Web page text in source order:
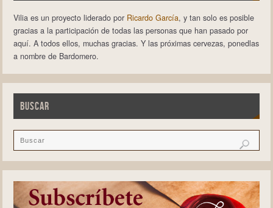
Vilia es un proyecto liderado por Ricardo García, y tan solo es posible
gracias a la participación de todas las personas que han pasado por
aquí. A todos ellos, muchas gracias. Y las próximas cervezas, ponedlas
a nombre de Bardomero.
BUSCAR